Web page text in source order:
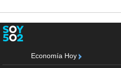
Economía Hoy